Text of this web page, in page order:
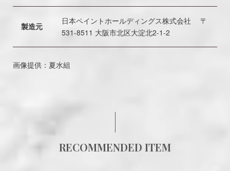
製造元
日本ペイントホールディングス株式会社 〒
531-8511 大阪市北区大淀北2-1-2
画像提供：夏水組
RECOMMENDED ITEM